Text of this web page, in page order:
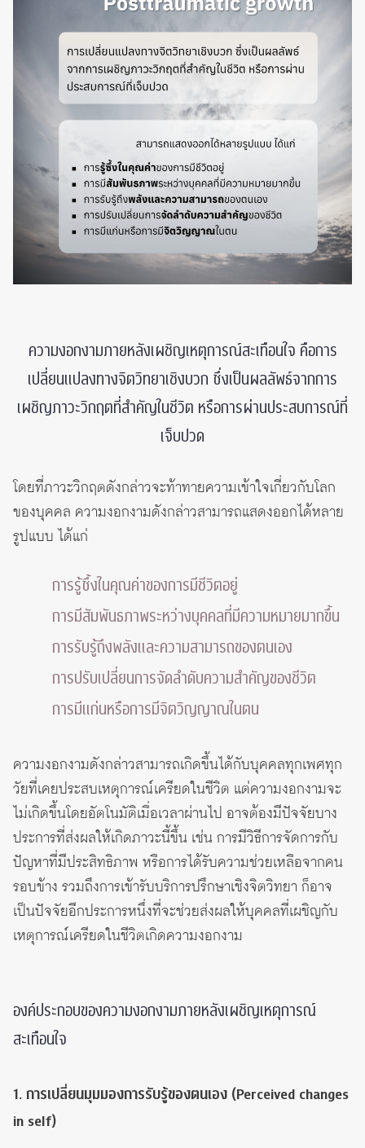
ความงอกงามภายหลังเผชิญเหตุการณ์สะเทือนใจ คือการ
เปลี่ยนแปลงทางจิตวิทยาเชิงบวก ซึ่งเป็นผลลัพธ์จากการ
เผชิญภาวะวิกฤตที่สำคัญในชีวิต หรือการผ่านประสบการณ์ที่
เจ็บปวด
โดยที่ภาวะวิกฤตดังกล่าวจะท้าทายความเข้าใจเกี่ยวกับโลก
ของบุคคล ความงอกงามดังกล่าวสามารถแสดงออกได้หลาย
รูปแบบ ได้แก่
การรู้ซึ้งในคุณค่าของการมีชีวิตอยู่
การมีสัมพันธภาพระหว่างบุคคลที่มีความหมายมากขึ้น
การรับรู้ถึงพลังและความสามารถของตนเอง
การปรับเปลี่ยนการจัดลำดับความสำคัญของชีวิต
การมีแก่นหรือการมีจิตวิญญาณในตน
ความงอกงามดังกล่าวสามารถเกิดขึ้นได้กับบุคคลทุกเพศทุก
วัยที่เคยประสบเหตุการณ์เครียดในชีวิต แต่ความงอกงามจะ
ไม่เกิดขึ้นโดยอัตโนมัติเมื่อเวลาผ่านไป อาจต้องมีปัจจัยบาง
ประการที่ส่งผลให้เกิดภาวะนี้ขึ้น เช่น การมีวิธีการจัดการกับ
ปัญหาที่มีประสิทธิภาพ หรือการได้รับความช่วยเหลือจากคน
รอบข้าง รวมถึงการเข้ารับบริการปรึกษาเชิงจิตวิทยา ก็อาจ
เป็นปัจจัยอีกประการหนึ่งที่จะช่วยส่งผลให้บุคคลที่เผชิญกับ
เหตุการณ์เครียดในชีวิตเกิดความงอกงาม
องค์ประกอบของความงอกงามภายหลังเผชิญเหตุการณ์
สะเทือนใจ
1. การเปลี่ยนมุมมองการรับรู้ของตนเอง (Perceived changes
in self)